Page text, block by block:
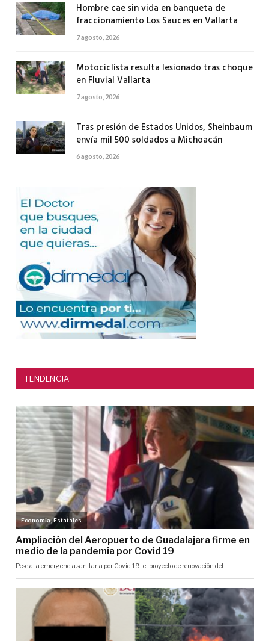
Hombre cae sin vida en banqueta de
fraccionamiento Los Sauces en Vallarta
7 agosto, 2026
Motociclista resulta lesionado tras choque
en Fluvial Vallarta
7 agosto, 2026
Tras presión de Estados Unidos, Sheinbaum
envía mil 500 soldados a Michoacán
6 agosto, 2026
TENDENCIA